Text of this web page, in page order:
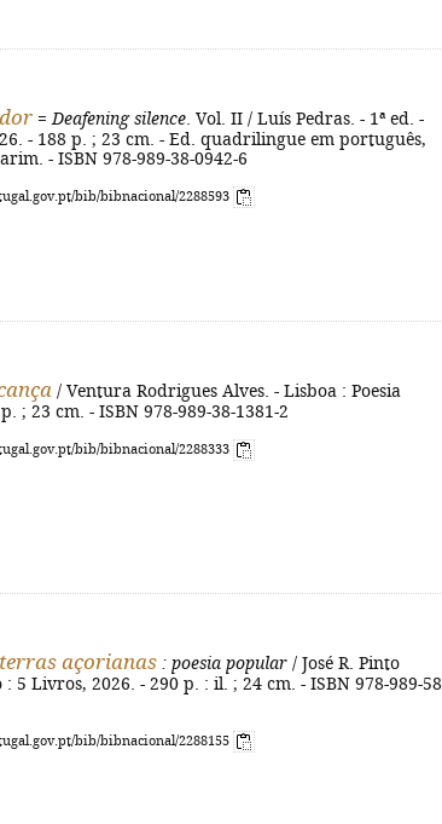
= Deafening silence . Vol. II / Luís Pedras. - 1ª ed. -
- 188 p. ; 23 cm. - Ed. quadrilingue em português,
- ISBN 978-989-38-0942-6
bib/bibnacional/2288593
/ Ventura Rodrigues Alves. - Lisboa : Poesia
; 23 cm. - ISBN 978-989-38-1381-2
bib/bibnacional/2288333
terras açorianas : poesia popular / José R. Pinto
: 5 Livros, 2026. - 290 p. : il. ; 24 cm. - ISBN 978-989-
bib/bibnacional/2288155